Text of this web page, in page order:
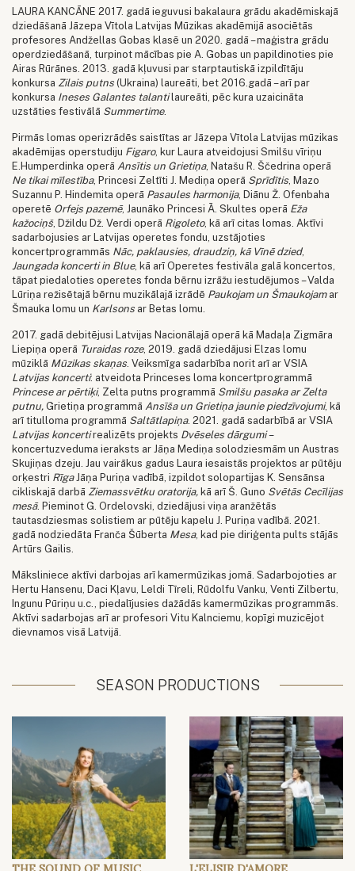
LAURA KANCĀNE 2017. gadā ieguvusi bakalaura grādu akadēmiskajā
dziedāšanā Jāzepa Vītola Latvijas Mūzikas akadēmijā asociētās
profesores Andžellas Gobas klasē un 2020. gadā – maģistra grādu
operdziedāšanā, turpinot mācības pie A. Gobas un papildinoties pie
Airas Rūrānes. 2013. gadā kļuvusi par starptautiskā izpildītāju
konkursa Zilais putns (Ukraina) laureāti, bet 2016.gadā – arī par
konkursa Ineses Galantes talantilaureāti, pēc kura uzaicināta
uzstāties festivālā Summertime.
Pirmās lomas operizrādēs saistītas ar Jāzepa Vītola Latvijas mūzikas
akadēmijas operstudiju Figaro, kur Laura atveidojusi Smilšu vīriņu
E.Humperdinka operā Ansītis un Grietiņa, Natašu R. Ščedrina operā
Ne tikai mīlestība, Princesi Zeltīti J. Mediņa operā Sprīdītis , Mazo
Suzannu P. Hindemita operā Pasaules harmonija, Diānu Ž. Ofenbaha
operetē Orfejs pazemē, Jaunāko Princesi Ā. Skultes operā Eža
kažociņš, Džildu Dž. Verdi operā Rigoleto, kā arī citas lomas. Aktīvi
sadarbojusies ar Latvijas operetes fondu, uzstājoties
koncertprogrammās Nāc, paklausies, draudziņ, kā Vīnē dzied,
Jaungada koncerti in Blue, kā arī Operetes festivāla galā koncertos,
tāpat piedaloties operetes fonda bērnu izrāžu iestudējumos – Valda
Lūriņa režisētajā bērnu muzikālajā izrādē Paukojam un Šmaukojamar
Šmauka lomu un Karlsons ar Betas lomu.
2017. gadā debitējusi Latvijas Nacionālajā operā kā Madaļa Zigmāra
Liepiņa operā Turaidas roze, 2019. gadā dziedājusi Elzas lomu
mūziklā Mūzikas skaņas . Veiksmīga sadarbība norit arī ar VSIA
Latvijas koncerti: atveidota Princeses loma koncertprogrammā
Princese ar pērtiķi, Zelta putns programmā Smilšu pasaka ar Zelta
putnu, Grietiņa programmā Ansīša un Grietiņa jaunie piedzīvojumi, kā
arī titulloma programmā Saltātlapiņa. 2021. gadā sadarbībā ar VSIA
Latvijas koncertirealizēts projekts Dvēseles dārgumi–
koncertuzveduma ieraksts ar Jāņa Mediņa solodziesmām un Austras
Skujiņas dzeju. Jau vairākus gadus Laura iesaistās projektos ar pūtēju
orķestri RīgaJāņa Puriņa vadībā, izpildot solopartijas K. Sensānsa
cikliskajā darbā Ziemassvētku oratorija, kā arī Š. Guno Svētās Cecīlijas
mesā. Pieminot G. Ordelovski, dziedājusi viņa aranžētās
tautasdziesmas solistiem ar pūtēju kapelu J. Puriņa vadībā. 2021.
gadā nodziedāta Franča Šūberta Mesa, kad pie diriģenta pults stājās
Artūrs Gailis.
Māksliniece aktīvi darbojas arī kamermūzikas jomā. Sadarbojoties ar
Hertu Hansenu, Daci Kļavu, Leldi Tīreli, Rūdolfu Vanku, Venti Zilbertu,
Ingunu Pūriņu u.c., piedalījusies dažādās kamermūzikas programmās.
Aktīvi sadarbojas arī ar profesori Vitu Kalnciemu, kopīgi muzicējot
dievnamos visā Latvijā.
SEASON PRODUCTIONS